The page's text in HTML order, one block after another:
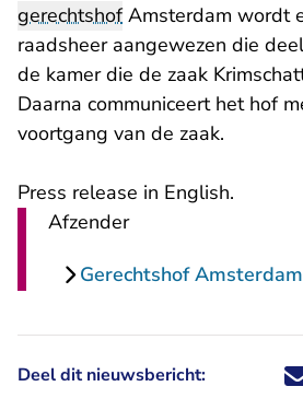
gerechtshofAmsterdam wordt
raadsheer aangewezen die
de kamer die de zaak
Daarna communiceert het hof
voortgang van de zaak.
Press release in English.
Afzender
Gerechtshof Amsterdam
Deel dit nieuwsbericht: Deel